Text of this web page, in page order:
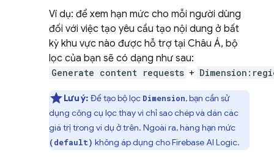
Ví dụ: để xem hạn mức cho mỗi người dùng
đối với việc tạo yêu cầu tạo nội dung ở bất
kỳ khu vực nào được hỗ trợ tại Châu Á, bộ
lọc của bạn sẽ có dạng như sau:
Generate content requests +
Lưu ý: Để tạo bộ lọc Dimension, bạn cần sử
dụng công cụ lọc thay vì chỉ sao chép và dán các
giá trị trong ví dụ ở trên. Ngoài ra, hàng hạn mức
(default) không áp dụng choFirebase AI Logic.